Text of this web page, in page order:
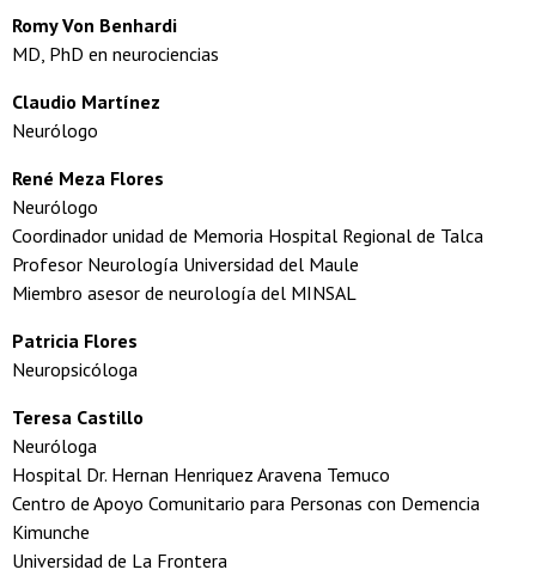
Romy Von Benhardi
MD, PhD en neurociencias
Claudio Martínez
Neurólogo
René Meza Flores
Neurólogo
Coordinador unidad de Memoria Hospital Regional de Talca
Profesor Neurología Universidad del Maule
Miembro asesor de neurología del MINSAL
Patricia Flores
Neuropsicóloga
Teresa Castillo
Neuróloga
Hospital Dr. Hernan Henriquez Aravena Temuco
Centro de Apoyo Comunitario para Personas con Demencia
Kimunche
Universidad de La Frontera